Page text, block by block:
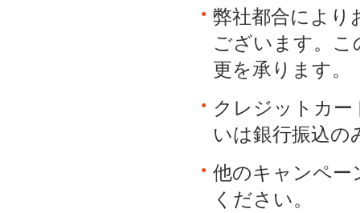
弊社都合により
ございます。
更を承ります。
クレジットカ
いは銀行振込
他のキャンペー
ください。